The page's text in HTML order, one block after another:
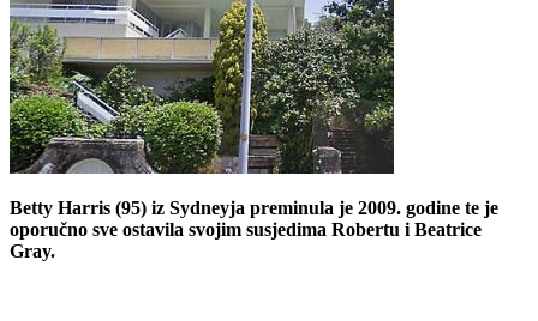
Betty Harris (95) iz Sydneyja preminula je 2009. godine te je
oporučno sve ostavila svojim susjedima Robertu i Beatrice
Gray.